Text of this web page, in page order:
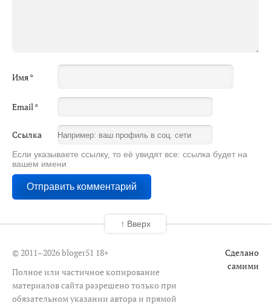
Имя*
Email*
Ссылка
Если указываете ссылку, то её увидят все: ссылка будет на
вашем имени
© 2011–2026 bloger51 18+
Полное или частичное копирование
материалов сайта разрешено только при
обязательном указании автора и прямой
Сделано
самими
↑ Вверх